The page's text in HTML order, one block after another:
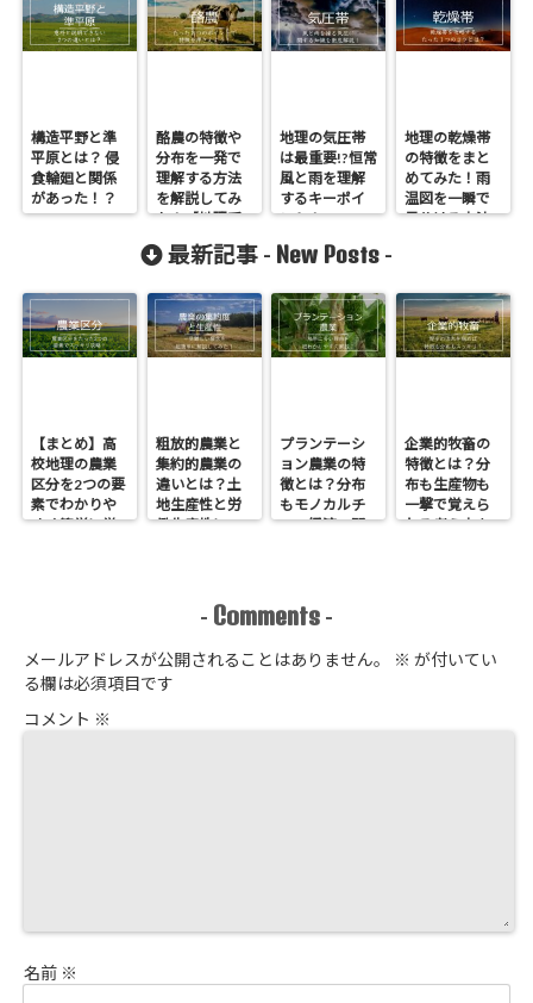
構造平野と準
平原とは？ 侵
食輪廻と関係
があった！？
酪農の特徴や
分布を一発で
理解する方法
を解説してみ
た！【地理受
験生必見】
地理の気圧帯
は最重要!?恒常
風と雨を理解
するキーポイ
ント！
地理の乾燥帯
の特徴をまと
めてみた！雨
温図を一瞬で
見分ける方法
最新記事 - New Posts -
【まとめ】高
校地理の農業
区分を2つの要
素でわかりや
すく簡単に覚
粗放的農業と
集約的農業の
違いとは？土
地生産性と労
働生産性につ
プランテーシ
ョン農業の特
徴とは？分布
もモノカルチ
ャー経済の問
企業的牧畜の
特徴とは？分
布も生産物も
一撃で覚えら
れる考え方を
- Comments -
メールアドレスが公開されることはありません。 ※ が付いてい
る欄は必須項目です
コメント ※
名前 ※